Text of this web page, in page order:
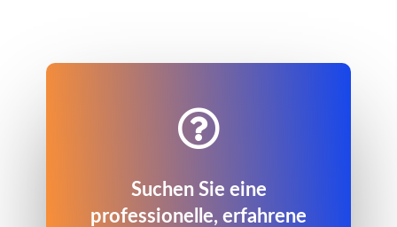

Suchen Sie eine
professionelle, erfahrene